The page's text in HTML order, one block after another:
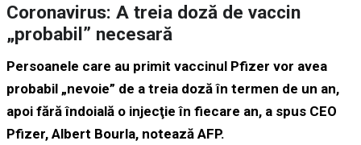
Coronavirus: A treia doză de vaccin
„probabil” necesară
Persoanele care au primit vaccinul Pfizer vor avea
probabil „nevoie” de a treia doză în termen de un an,
apoi fără îndoială o injecţie în fiecare an, a spus CEO
Pfizer, Albert Bourla, notează AFP.